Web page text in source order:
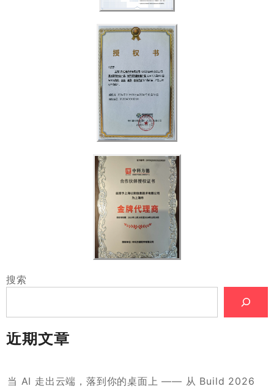
搜索
近期文章
当 AI 走出云端，落到你的桌面上 —— 从 Build 2026